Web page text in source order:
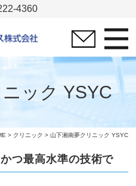
4360
ック YSYC
> クリニック > 山下湘南夢クリニック YSYC
つ最高水準の技術で